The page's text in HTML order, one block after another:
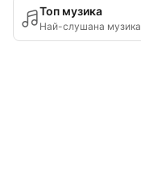
Топ музика
Най-слушана музика